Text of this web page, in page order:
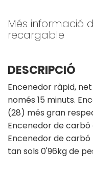
Més informació
recargable
DESCRIPCIÓ
Encenedor ràpid,
només 15 minuts.
(28) més gran
Encenedor de
Encenedor de
tan sols 0'96kg de